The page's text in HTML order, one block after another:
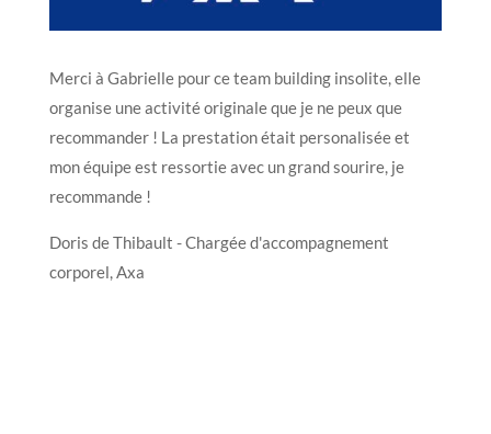
Merci à Gabrielle pour ce team building insolite, elle
organise une activité originale que je ne peux que
recommander ! La prestation était personalisée et
mon équipe est ressortie avec un grand sourire, je
recommande !
Doris de Thibault - Chargée d'accompagnement
corporel, Axa